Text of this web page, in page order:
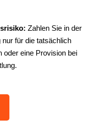
Zahlen Sie in der
für die tatsächlich
oder eine Provision bei